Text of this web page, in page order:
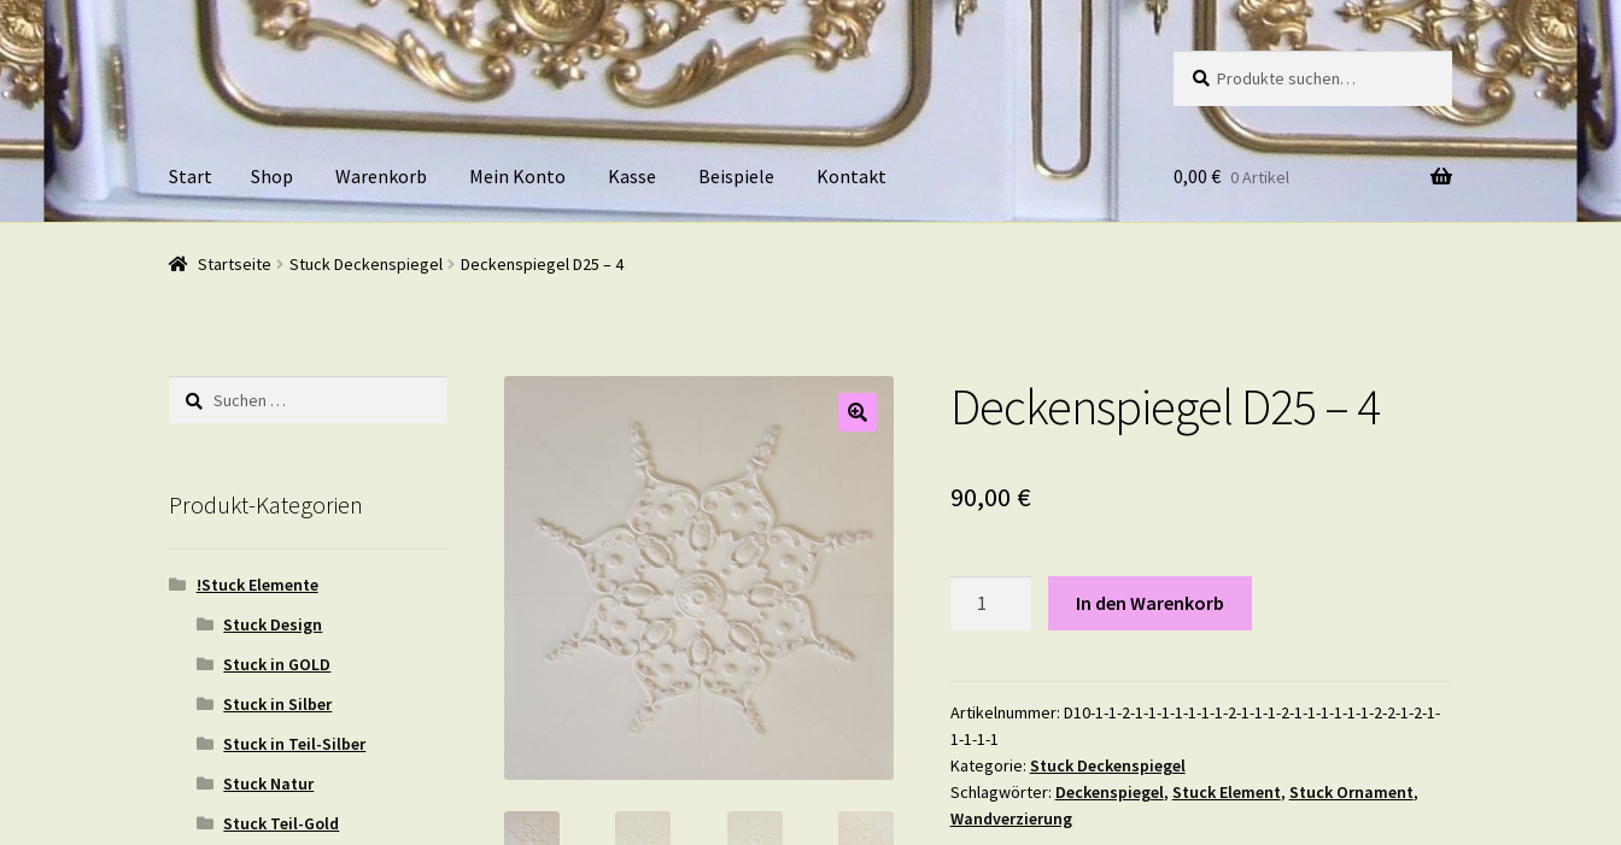
Zur
Navigation
springen
Zum
Inhalt
springen
nach:
Start Shop Warenkorb Mein Konto Kasse Beispiele Kontakt
Start ShopWarenkorb Mein Konto Kasse Beispiele Kontakt
0,00 € 0 Artikel
Startseite Stuck Deckenspiegel Deckenspiegel D25 – 4
Deckenspiegel D25 – 4
90,00 €
Menge
In den Warenkorb
Artikelnummer: D10-1-1-2-1-1-1-1-1-1-1-2-1-1-1-2-1-1-1-1-1-1-2-2-1-2-1-
1-1-1-1
Kategorie: Stuck Deckenspiegel
Schlagwörter: Deckenspiegel, Stuck Element, Stuck Ornament,
Wandverzierung
Suchen
nach:
Produkt-Kategorien
!Stuck Elemente
Stuck Design
Stuck in GOLD
Stuck in Silber
Stuck in Teil-Silber
Stuck Natur
Stuck Teil-Gold